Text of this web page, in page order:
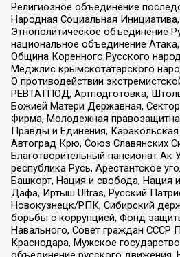
Религиозное объединение
Народная Социальная Инициатива,
Этнополитическое объединение
национальное объединение
Община Коренного Русского
Меджлис крымскотатарского
О противодействии
РЕВТАТПОД, Артподготовка,
Божией Матери Державная,
Фирма, Молодежная
Правды и Единения, Каракольская
Автоград Крю, Союз Славянских
Благотворительный пансионат Ак
республика Русь, Арестантское
Башкорт, Нация и свобода, Нация
Дафа, Иртыш Ultras, Русский
Новокузнецк/РПК, Сибирский
борьбы с коррупцией, Фонд
Навального, Совет граждан СССР
Краснодара, Мужское